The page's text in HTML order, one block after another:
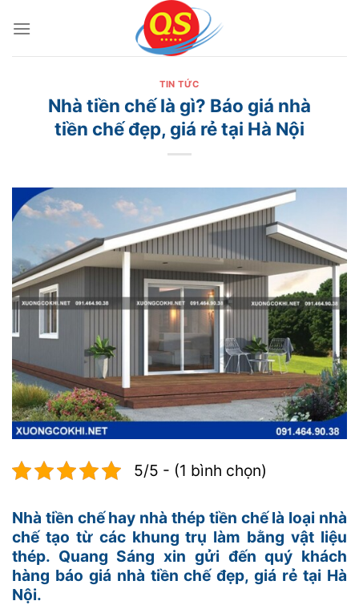
qua
TIN TỨC
Nhà tiền chế là gì? Báo giá nhà
tiền chế đẹp, giá rẻ tại Hà Nội
5/5 - (1 bình chọn)
Nhà tiền chế hay nhà thép tiền chế là loại nhà
chế tạo từ các khung trụ làm bằng vật liệu
thép. Quang Sáng xin gửi đến quý khách
hàng báo giá nhà tiền chế đẹp, giá rẻ tại Hà
Nội.